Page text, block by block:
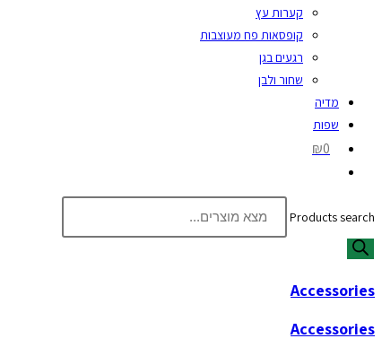
קערות עץ
קופסאות פח מעוצבות
רגעים בגן
שחור ולבן
מדיה
שפות
₪0
Products search
Accessories
Accessories